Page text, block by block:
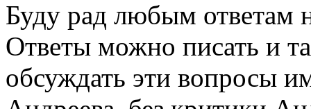
Буду рад любым ответам
Ответы можно писать и
обсуждать эти вопросы